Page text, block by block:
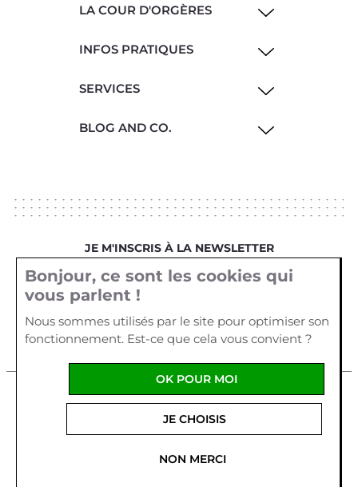
LA COUR D'ORGÈRES
INFOS PRATIQUES
SERVICES
BLOG AND CO.
JE M'INSCRIS À LA NEWSLETTER
Votre email
Mentions légales Cookies
Crédits
1 allée Véga Parc d'Activités Plein
56170 QUIBERON-France Tel :02 97 29 55 62
Fabriqué en France
Bonjour, ce sont les cookies qui
vous parlent !
Nous sommes utilisés par le site pour optimiser son
fonctionnement. Est-ce que cela vous convient ?
NON MERCI
JE CHOISIS
OK POUR MOI